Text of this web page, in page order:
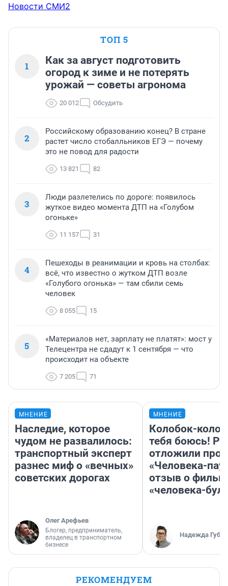
Новости СМИ2
ТОП 5
1
Как за август подготовить
огород к зиме и не потерять
урожай — советы агронома
20 012 Обсудить
2
Российскому образованию конец? В стране
растет число стобалльников ЕГЭ — почему
это не повод для радости
13 821 82
3
Люди разлетелись по дороге: появилось
жуткое видео момента ДТП на «Голубом
огоньке»
11 157 31
4
Пешеходы в реанимации и кровь на столбах:
всё, что известно о жутком ДТП возле
«Голубого огонька» — там сбили семь
человек
8 055 15
5
«Материалов нет, зарплату не платят»: мост у
Телецентра не сдадут к 1 сентября — что
происходит на объекте
7 205 71
МНЕНИЕ
Наследие, которое
чудом не развалилось:
транспортный эксперт
разнес миф о «вечных»
советских дорогах
Олег Арефьев
Блогер, предприниматель,
владелец в транспортном
бизнесе
МНЕНИЕ
Колобок-
тебя боюсь!
отложили
«Человека-
отзыв о
«человека-
Надежда
РЕКОМЕНДУЕМ